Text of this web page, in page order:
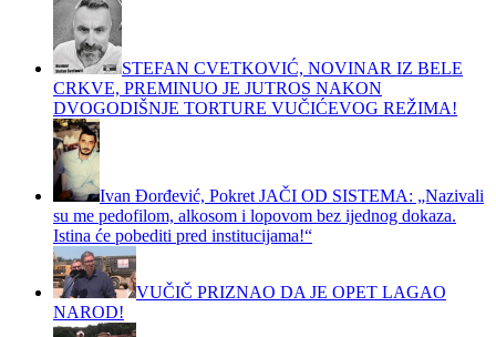
STEFAN CVETKOVIĆ, NOVINAR IZ BELE
CRKVE, PREMINUO JE JUTROS NAKON
DVOGODIŠNJE TORTURE VUČIĆEVOG REŽIMA!
Ivan Đorđević, Pokret JAČI OD SISTEMA: „Nazivali
su me pedofilom, alkosom i lopovom bez ijednog dokaza.
Istina će pobediti pred institucijama!“
VUČIČ PRIZNAO DA JE OPET LAGAO
NAROD!